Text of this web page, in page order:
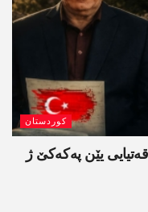
کوردستان
یێن پەکەکێ ژ